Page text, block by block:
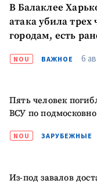
В Балаклее
атака убила
городам, есть
NOU ВАЖНОЕ 6
Пять человек
ВСУ по
NOU ЗАРУБЕЖНЫЕ
Из-под завалов
Имя +
+
Я